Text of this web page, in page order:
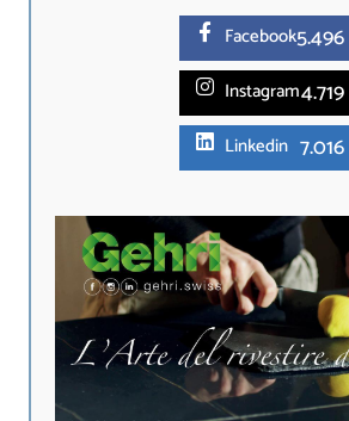
Facebook5.496
Instagram4.719
Linkedin 7.016